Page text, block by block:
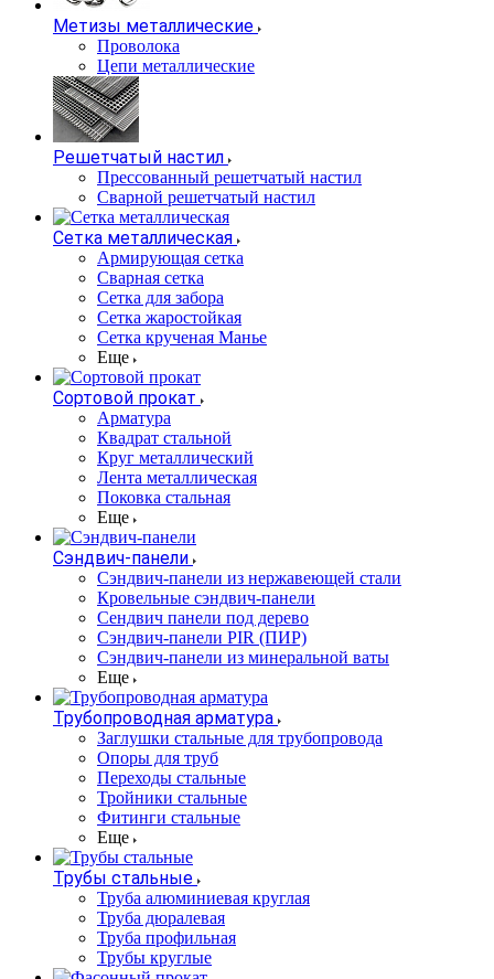
Метизы металлические
Проволока
Цепи металлические
Решетчатый настил
Прессованный решетчатый настил
Сварной решетчатый настил
Сетка металлическая
Армирующая сетка
Сварная сетка
Сетка для забора
Сетка жаростойкая
Сетка крученая Манье
Еще
Сортовой прокат
Арматура
Квадрат стальной
Круг металлический
Лента металлическая
Поковка стальная
Еще
Сэндвич-панели
Cэндвич-панели из нержавеющей стали
Кровельные сэндвич-панели
Сендвич панели под дерево
Сэндвич-панели PIR (ПИР)
Сэндвич-панели из минеральной ваты
Еще
Трубопроводная арматура
Заглушки стальные для трубопровода
Опоры для труб
Переходы стальные
Тройники стальные
Фитинги стальные
Еще
Трубы стальные
Труба алюминиевая круглая
Труба дюралевая
Труба профильная
Трубы круглые